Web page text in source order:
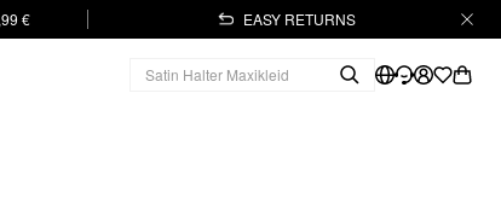
€ EASY RETURNS